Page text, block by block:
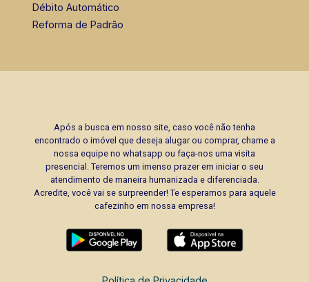
Débito Automático
Reforma de Padrão
Após a busca em nosso site, caso você não tenha
encontrado o imóvel que deseja alugar ou comprar, chame a
nossa equipe no whatsapp ou faça-nos uma visita
presencial. Teremos um imenso prazer em iniciar o seu
atendimento de maneira humanizada e diferenciada.
Acredite, você vai se surpreender! Te esperamos para aquele
cafezinho em nossa empresa!